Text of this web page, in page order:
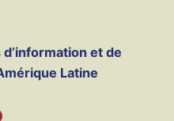
et de
Latine